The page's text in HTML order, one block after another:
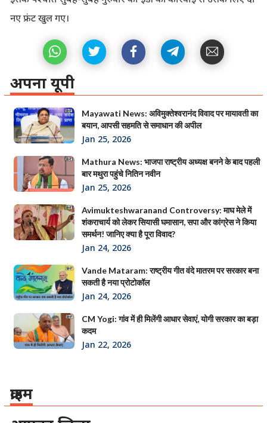
नए फ्रंट खुल गए।
अपना यूपी
Mayawati News: अविमुक्तेश्वरानंद विवाद पर मायावती का
बयान, आपसी सहमति से समाधान की अपील
Jan 25, 2026
Mathura News: भाजपा राष्ट्रीय अध्यक्ष बनने के बाद पहली
बार मथुरा पहुंचे नितिन नवीन
Jan 25, 2026
Avimukteshwaranand Controversy: माघ मेले में
शंकराचार्य को लेकर सियासी घमासान, सपा और कांग्रेस ने किया
समर्थन! जानिए क्या है पूरा विवाद?
Jan 24, 2026
Vande Mataram: राष्ट्रीय गीत वंदे मातरम पर सरकार बना
सकती है नया प्रोटोकॉल
Jan 24, 2026
CM Yogi: गांव में ही मिलेंगी आधार सेवाएं, योगी सरकार का बड़ा
कदम
Jan 22, 2026
क्राइम